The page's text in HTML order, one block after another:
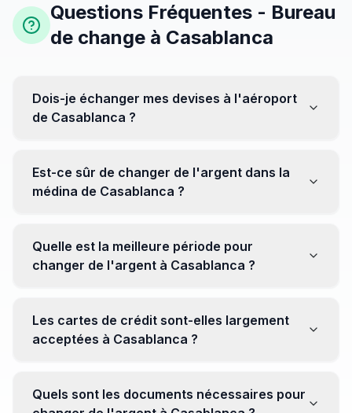
Questions Fréquentes - Bureau
de change à Casablanca
Dois-je échanger mes devises à l'aéroport
de Casablanca ?
être moins avantageux. Orientez-vous plutôt vers les
bureaux de change en ville pour obtenir de meilleurs
Est-ce sûr de changer de l'argent dans la
médina de Casablanca ?
établissements réputés pour éviter les surprises.
Quelle est la meilleure période pour
changer de l'argent à Casablanca ?
soyez attentif aux fluctuations pour maximiser la valeur
de vos devises.
Les cartes de crédit sont-elles largement
acceptées à Casablanca ?
Cependant, avoir un peu de monnaie locale peut être
Quels sont les documents nécessaires pour